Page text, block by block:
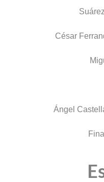
Suárez
César
Ángel